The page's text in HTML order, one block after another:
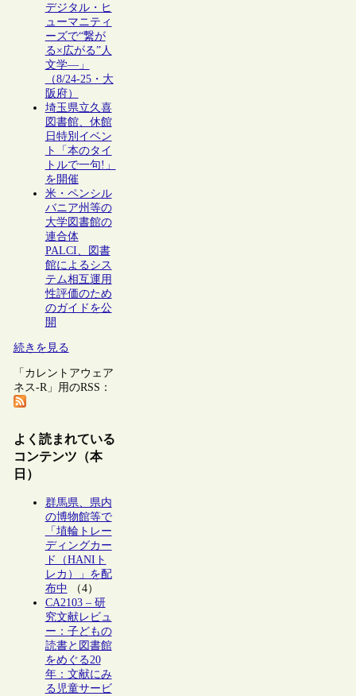
デジタル・ヒ
ューマニティ
ーズで“繋が
る×広がる”人
文学―」
（8/24-25・大
阪府）
埼玉県立久喜
図書館、休館
日特別イベン
ト「本のタイ
トルで一句!」
を開催
米・ペンシル
バニア州等の
大学図書館の
連合体
PALCI、図書
館によるシス
テム相互運用
性評価のため
のガイドを公
開
続きを見る
「カレントアウェア
ネス-R」用のRSS：
よく読まれている
コンテンツ（本
日）
群馬県、県内
の博物館等で
「埴輪トレー
ディングカー
ド（HANIト
レカ）」を配
布中 （4）
CA2103 – 研
究文献レビュ
ー：子どもの
読書と図書館
をめぐる20
年：文献にみ
る児童サービ